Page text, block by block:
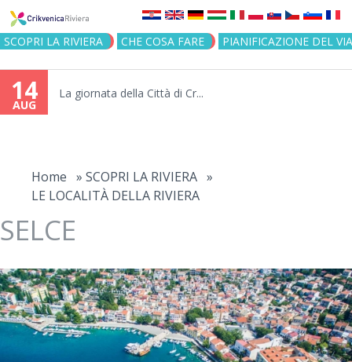
Jump to navigation
SCOPRI LA RIVIERA CHE COSA FARE PIANIFICAZIONE DEL
14
AUG
La giornata della Città di Cr...
Home » SCOPRI LA RIVIERA »
LE LOCALITÀ DELLA RIVIERA
SELCE